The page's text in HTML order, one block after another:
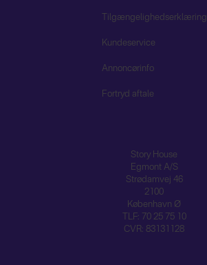
Tilgængelighedserklæring
Kundeservice
Annoncørinfo
Fortryd aftale
Story House
Egmont A/S
Strødamvej 46
2100
København Ø
TLF: 70 25 75 10
CVR: 83131128